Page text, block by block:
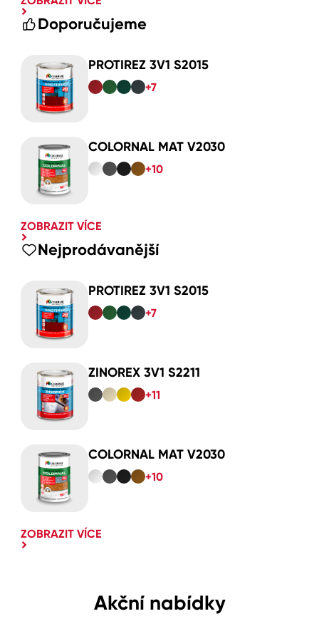
Doporučujeme
PROTIREZ 3V1 S2015
+7
COLORNAL MAT V2030
+10
ZOBRAZIT VÍCE
Nejprodávanější
PROTIREZ 3V1 S2015
+7
ZINOREX 3V1 S2211
+11
COLORNAL MAT V2030
+10
ZOBRAZIT VÍCE
Akční nabídky